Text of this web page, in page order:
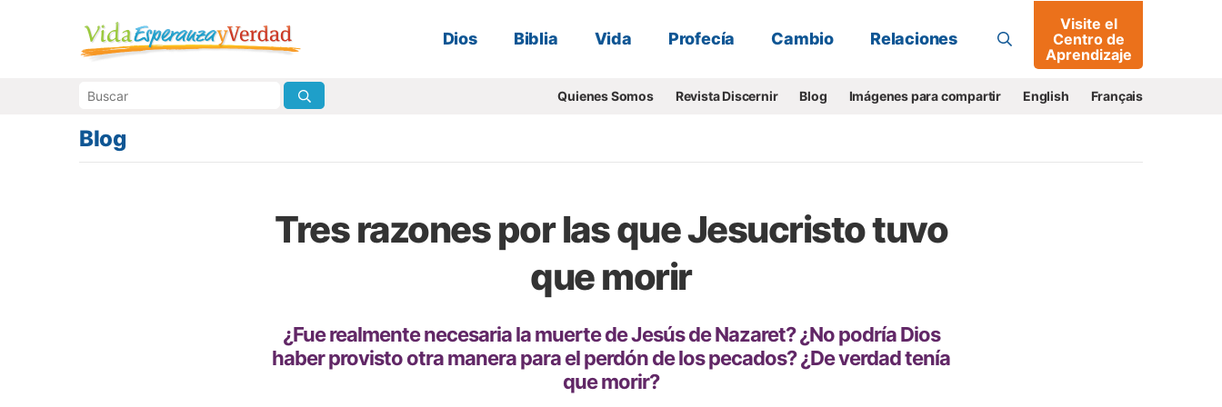
Buscar
Dios Biblia Vida Profecía Cambio Relaciones
Visite el
Centro de
Aprendizaje
Quienes Somos Revista Discernir Blog Imágenes para compartir English Français
Blog
Tres razones por las que Jesucristo tuvo
que morir
¿Fue realmente necesaria la muerte de Jesús de Nazaret? ¿No podría Dios
haber provisto otra manera para el perdón de los pecados? ¿De verdad tenía
que morir?